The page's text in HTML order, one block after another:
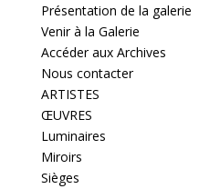
Présentation de la galerie
Venir à la Galerie
Accéder aux Archives
Nous contacter
ARTISTES
ŒUVRES
Luminaires
Miroirs
Sièges